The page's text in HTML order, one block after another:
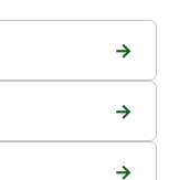
→
→
→